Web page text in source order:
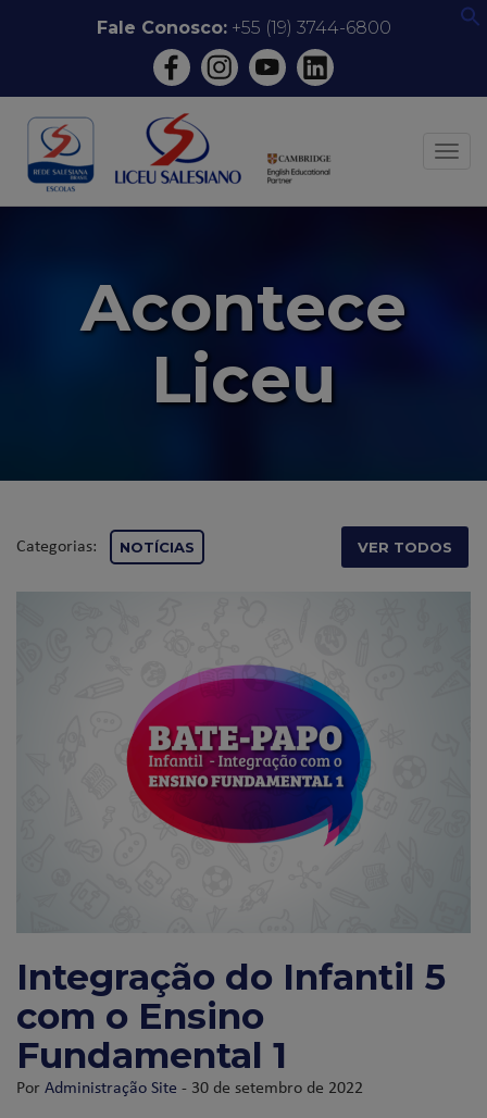
conteúdo
Fale Conosco:+55 (19) 3744-6800
Acontece
Liceu
Categorias: NOTÍCIAS VER TODOS
Integração do Infantil 5
com o Ensino
Fundamental 1
PorAdministração Site - 30 de setembro de 2022